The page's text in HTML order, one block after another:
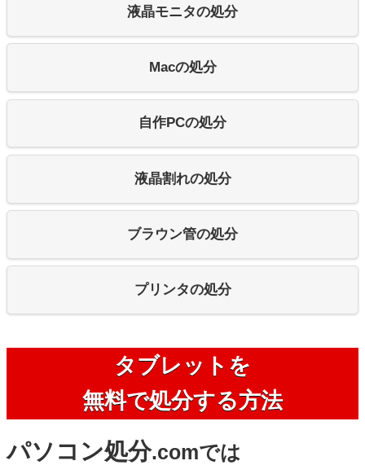
液晶モニタの処分
Macの処分
自作PCの処分
液晶割れの処分
ブラウン管の処分
プリンタの処分
タブレットを
無料で処分する方法
パソコン処分.comでは